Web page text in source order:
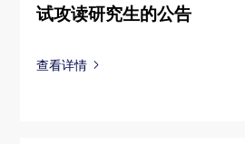
试攻读研究生的公告
查看详情